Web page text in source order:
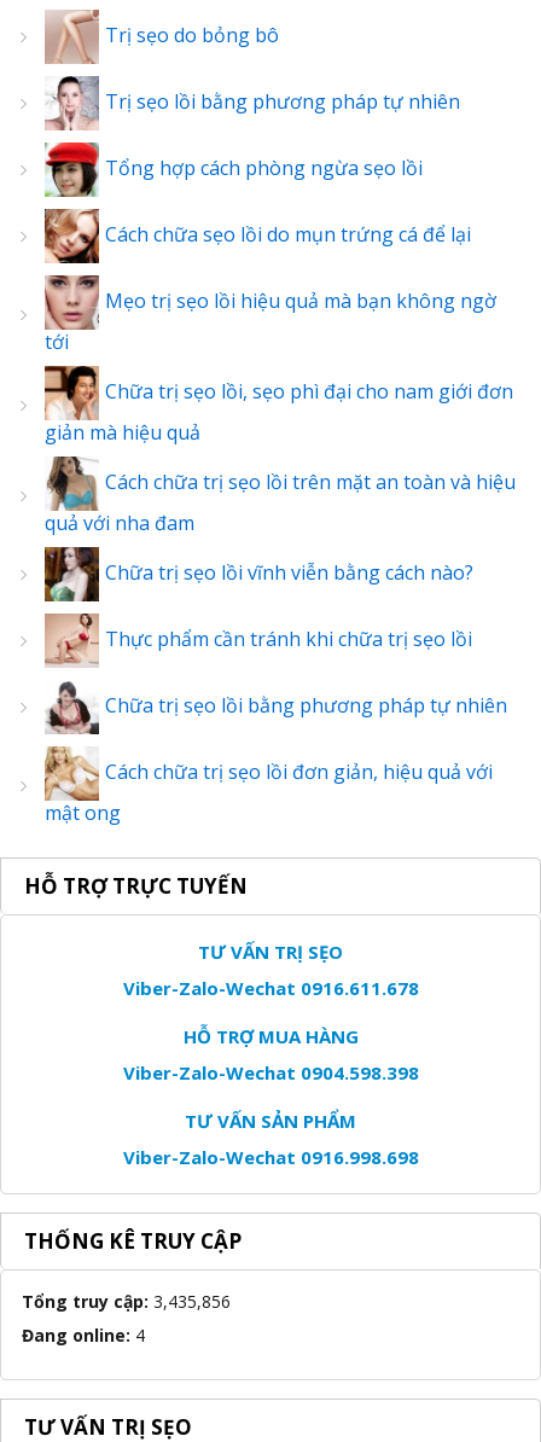
Trị sẹo do bỏng bô
Trị sẹo lồi bằng phương pháp tự nhiên
Tổng hợp cách phòng ngừa sẹo lồi
Cách chữa sẹo lồi do mụn trứng cá để lại
Mẹo trị sẹo lồi hiệu quả mà bạn không ngờ
tới
Chữa trị sẹo lồi, sẹo phì đại cho nam giới đơn
giản mà hiệu quả
Cách chữa trị sẹo lồi trên mặt an toàn và hiệu
quả với nha đam
Chữa trị sẹo lồi vĩnh viễn bằng cách nào?
Thực phẩm cần tránh khi chữa trị sẹo lồi
Chữa trị sẹo lồi bằng phương pháp tự nhiên
Cách chữa trị sẹo lồi đơn giản, hiệu quả với
mật ong
HỖ TRỢ TRỰC TUYẾN
TƯ VẤN TRỊ SẸO
Viber-Zalo-Wechat 0916.611.678
HỖ TRỢ MUA HÀNG
Viber-Zalo-Wechat 0904.598.398
TƯ VẤN SẢN PHẨM
Viber-Zalo-Wechat 0916.998.698
THỐNG KÊ TRUY CẬP
Tổng truy cập: 3,435,856
Đang online: 4
TƯ VẤN TRỊ SẸO